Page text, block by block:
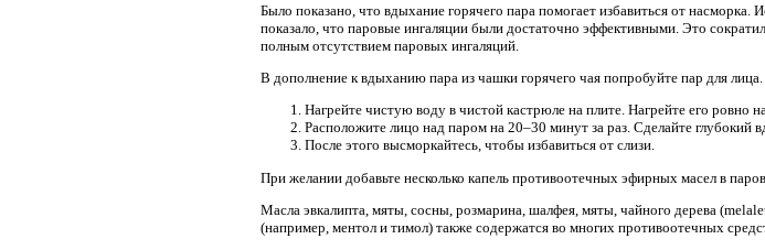
Было показано, что вдыхание горячего пара помогает избавиться от
показало, что паровые ингаляции были достаточно эффективными. Это
полным отсутствием паровых ингаляций.
В дополнение к вдыханию пара из чашки горячего чая попробуйте пар для
Нагрейте чистую воду в чистой кастрюле на плите. Нагрейте его
Расположите лицо над паром на 20–30 минут за раз. Сделайте глубокий
После этого высморкайтесь, чтобы избавиться от слизи.
При желании добавьте несколько капель противоотечных эфирных масел в
Масла эвкалипта, мяты, сосны, розмарина, шалфея, мяты, чайного дерева
(например, ментол и тимол) также содержатся во многих противоотечных